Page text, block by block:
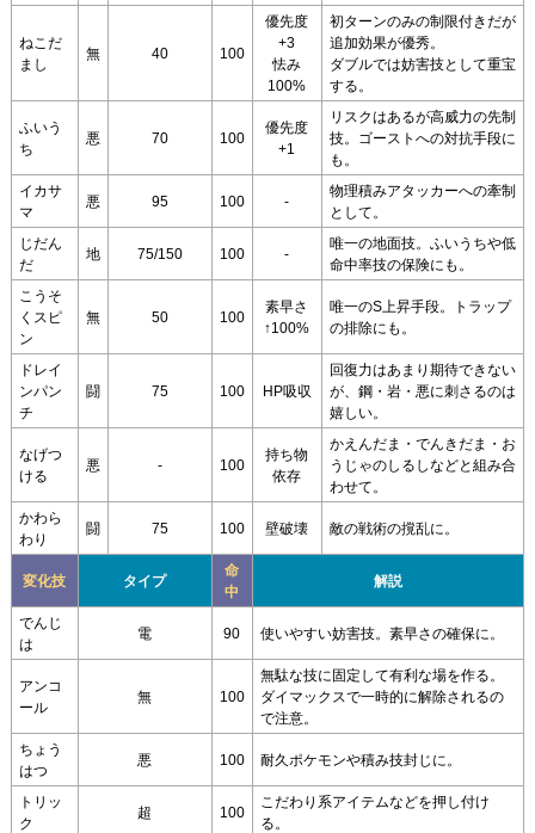
ねこだ
まし
無 40 100
優先度
+3
怯み
100%
初ターンのみの制限付きだが
追加効果が優秀。
ダブルでは妨害技として重宝
する。
ふいう
ち
悪 70 100
優先度
+1
リスクはあるが高威力の先制
技。ゴーストへの対抗手段に
も。
イカサ
マ
悪 95 100 -
物理積みアタッカーへの牽制
として。
じだん
だ
地 75/150 100 -
唯一の地面技。ふいうちや低
命中率技の保険にも。
こうそ
くスピ
ン
無 50 100
素早さ
↑100%
唯一のS上昇手段。トラップ
の排除にも。
ドレイ
ンパン
チ
闘 75 100 HP吸収
回復力はあまり期待できない
が、鋼・岩・悪に刺さるのは
嬉しい。
なげつ
ける
悪 - 100
持ち物
依存
かえんだま・でんきだま・お
うじゃのしるしなどと組み合
わせて。
かわら
わり
闘 75 100 壁破壊 敵の戦術の撹乱に。
変化技 タイプ
命
中
解説
でんじ
は
電 90 使いやすい妨害技。素早さの確保に。
アンコ
ール
無 100
無駄な技に固定して有利な場を作る。
ダイマックスで一時的に解除されるの
で注意。
ちょう
はつ
悪 100 耐久ポケモンや積み技封じに。
トリッ
ク
超 100
こだわり系アイテムなどを押し付け
る。